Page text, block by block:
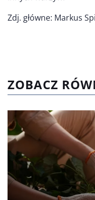
Zdj. główne: Markus
ZOBACZ